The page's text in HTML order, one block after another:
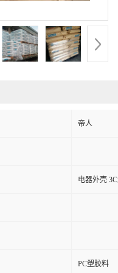
帝人
电器外壳
PC塑胶料